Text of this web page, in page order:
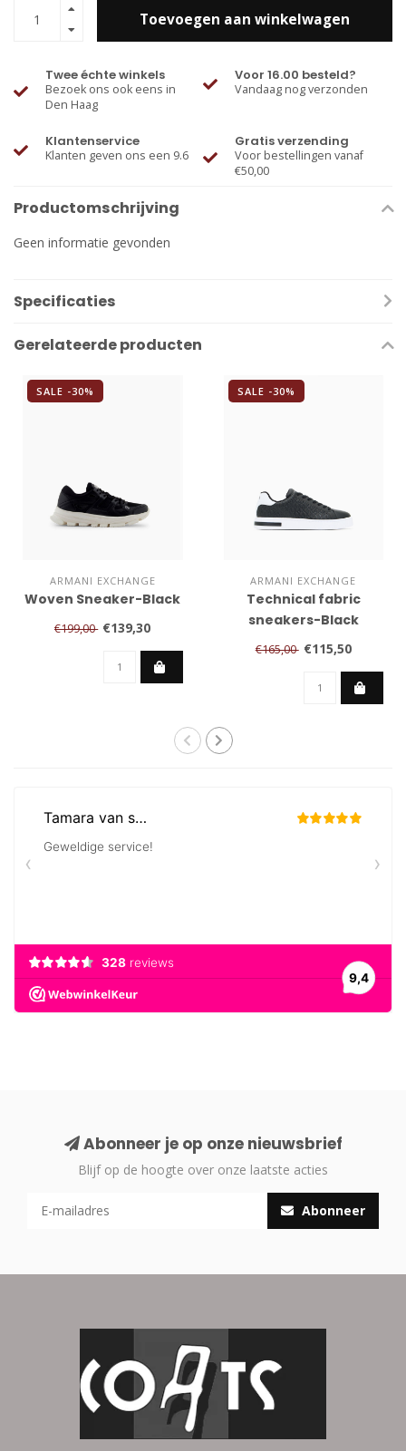
Toevoegen aan winkelwagen
Twee échte winkels
Bezoek ons ook eens in
Den Haag
Voor 16.00 besteld?
Vandaag nog verzonden
Klantenservice
Klanten geven ons een 9.6
Gratis verzending
Voor bestellingen vanaf
€50,00
Productomschrijving
Geen informatie gevonden
Specificaties
Gerelateerde producten
SALE -30%
ARMANI EXCHANGE
Woven Sneaker-Black
€199,00 €139,30
SALE -30%
ARMANI EXCHANGE
Technical fabric
sneakers-Black
€165,00 €115,50
Abonneer je op onze nieuwsbrief
Blijf op de hoogte over onze laatste acties
Abonneer